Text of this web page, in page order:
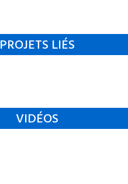
PROJETS LIÉS
VIDÉOS